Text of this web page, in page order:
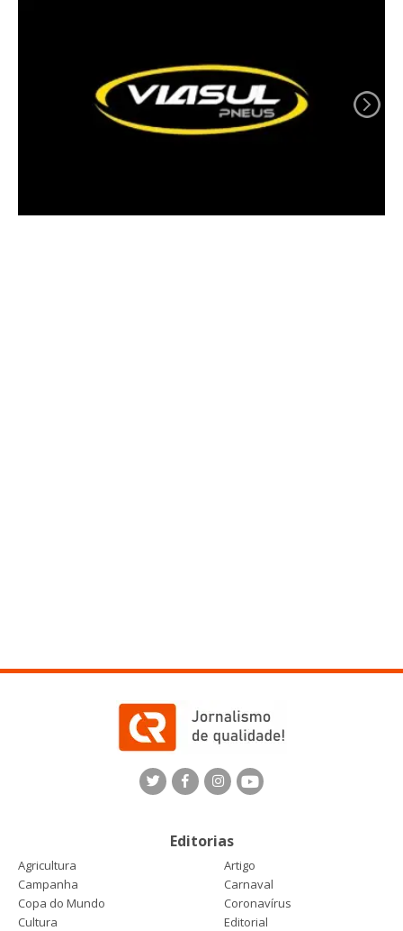
Editorias
Agricultura
Artigo
Campanha
Carnaval
Copa do Mundo
Coronavírus
Cultura
Editorial